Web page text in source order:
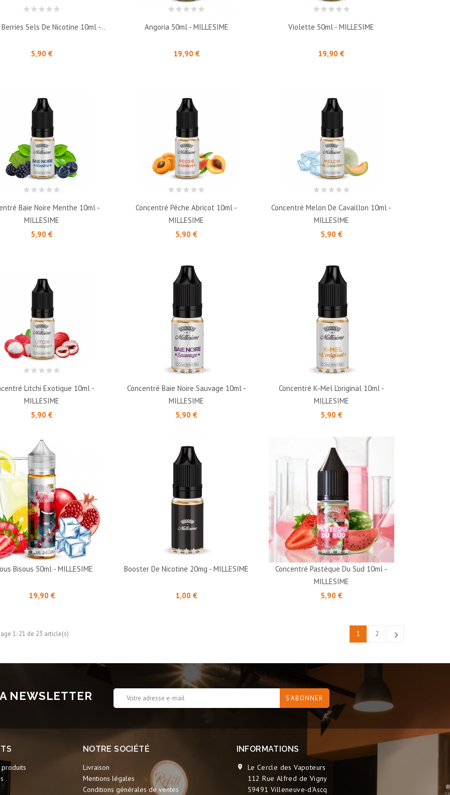
Sels De Nicotine 10ml -...
5,90 €
Angoria 50ml - MILLESIME
19,90 €Prix
Violette 50ml - MILLESIME
19,90 €
Baie Noire Menthe 10ml -
MILLESIME
5,90 €
Concentré Pêche Abricot 10ml -
MILLESIME
5,90 €
Concentré Melon De Cavaillon 10ml -
MILLESIME
5,90 €Prix
Litchi Exotique 10ml -
MILLESIME
5,90 €
Concentré Baie Noire Sauvage 10ml -
MILLESIME
5,90 €
Concentré K-Mel L'original 10ml -
MILLESIME
5,90 €Prix
Bisous 50ml - MILLESIME
19,90 €Prix
Booster De Nicotine 20mg - MILLESIME
1,00 €
Concentré Pastèque Du Sud 10ml -
MILLESIME
5,90 €Prix
1-21 de 23 article(s) 1 2 
NEWSLETTER
NOTRE SOCIÉTÉ
Livraison
Mentions légales
Conditions générales de ventes
INFORMATIONS

Le Cercle des Vapoteurs
112 Rue Alfred de Vigny
59491 Villeneuve-d'Ascq